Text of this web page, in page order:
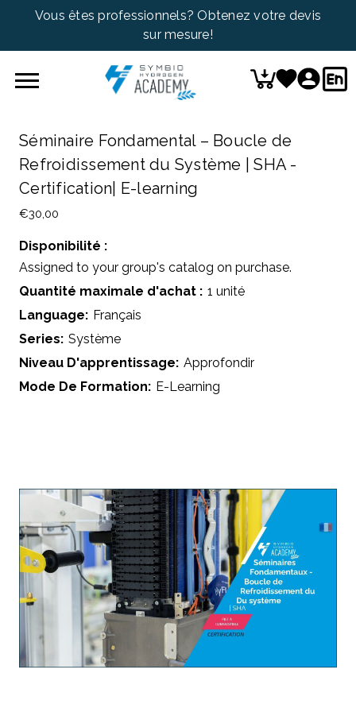
Vous êtes professionnels? Obtenez votre devis
sur mesure!
Séminaire Fondamental – Boucle de
Refroidissement du Système | SHA -
Certification| E-learning
€30,00
Disponibilité :
Assigned to your group's catalog on purchase.
Quantité maximale d'achat : 1 unité
Language: Français
Series: Système
Niveau D'apprentissage: Approfondir
Mode De Formation: E-Learning